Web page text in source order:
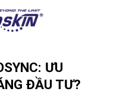
ƯU
ĐẦU TƯ?